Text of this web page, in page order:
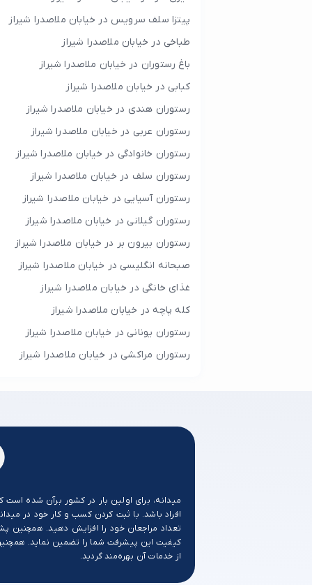
پیتزا سلف سرویس در خیابان ملاصدرا شیراز
طباخی در خیابان ملاصدرا شیراز
باغ رستوران در خیابان ملاصدرا شیراز
کبابی در خیابان ملاصدرا شیراز
رستوران هندی در خیابان ملاصدرا شیراز
رستوران عربی در خیابان ملاصدرا شیراز
رستوران خانوادگی در خیابان ملاصدرا شیراز
رستوران سلف در خیابان ملاصدرا شیراز
رستوران آسیایی در خیابان ملاصدرا شیراز
رستوران گیلانی در خیابان ملاصدرا شیراز
رستوران بیرون بر در خیابان ملاصدرا شیراز
صبحانه انگلیسی در خیابان ملاصدرا شیراز
غذای خانگی در خیابان ملاصدرا شیراز
کله پاچه در خیابان ملاصدرا شیراز
رستوران یونانی در خیابان ملاصدرا شیراز
رستوران مراکشی در خیابان ملاصدرا شیراز
میدانه، برای اولین بار در کشور برآن شده
افراد باشد. با ثبت کردن کسب و کار خود در
تعداد مراجعان خود را افزایش دهید. همچنین
کیفیت این پیشرفت شما را تضمین نماید.
از خدمات آن بهره‌مند گردید.